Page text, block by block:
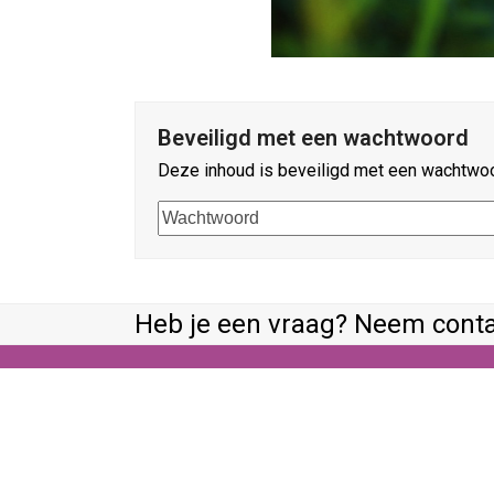
Beveiligd met een wachtwoord
Deze inhoud is beveiligd met een
Heb je een vraag? Neem